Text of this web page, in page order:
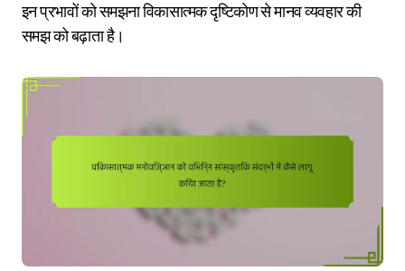
इन प्रभावों को समझना विकासात्मक दृष्टिकोण से मानव व्यवहार की
समझ को बढ़ाता है।